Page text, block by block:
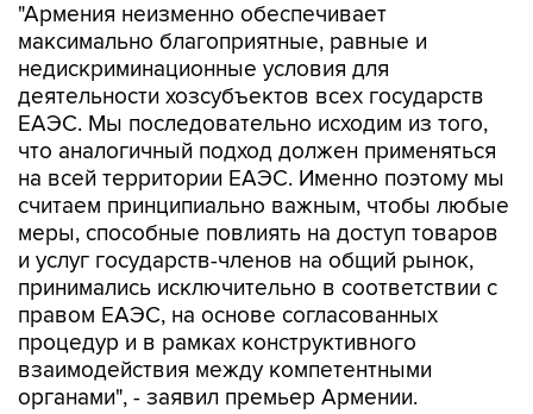
"Армения неизменно обеспечивает
максимально благоприятные, равные и
недискриминационные условия для
деятельности хозсубъектов всех государств
ЕАЭС. Мы последовательно исходим из того,
что аналогичный подход должен применяться
на всей территории ЕАЭС. Именно поэтому мы
считаем принципиально важным, чтобы любые
меры, способные повлиять на доступ товаров
и услуг государств-членов на общий рынок,
принимались исключительно в соответствии с
правом ЕАЭС, на основе согласованных
процедур и в рамках конструктивного
взаимодействия между компетентными
органами", - заявил премьер Армении.